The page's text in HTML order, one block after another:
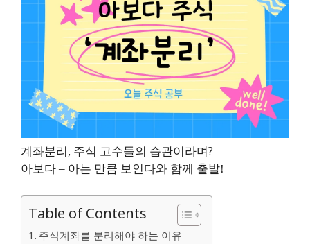
계좌분리, 주식 고수들의 습관이라며?
아보다 – 아는 만큼 보인다와 함께 출발!
Table of Contents
주식계좌를 분리해야 하는 이유